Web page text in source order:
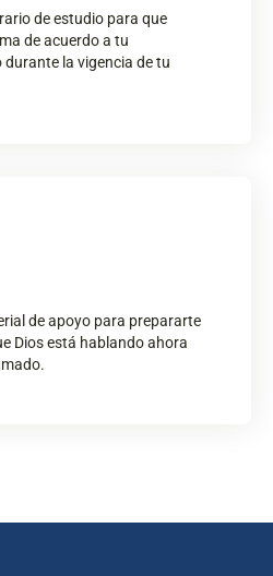
de estudio para que
de acuerdo a tu
la vigencia de tu
de apoyo para prepararte
Dios está hablando ahora